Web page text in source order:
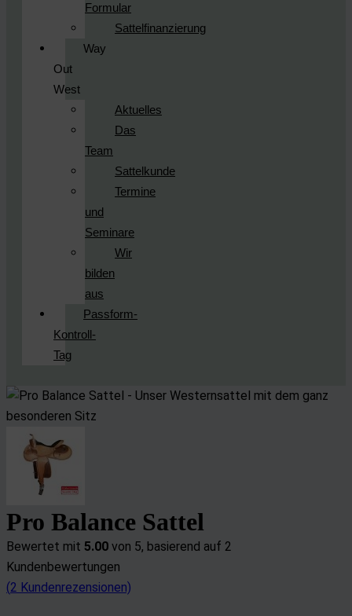
Formular
Sattelfinanzierung
Way
Out
West
Aktuelles
Das
Team
Sattelkunde
Termine
und
Seminare
Wir
bilden
aus
Passform-
Kontroll-
Tag
Pro Balance Sattel
Bewertet mit 5.00 von 5, basierend auf 2
Kundenbewertungen
(2 Kundenrezensionen)